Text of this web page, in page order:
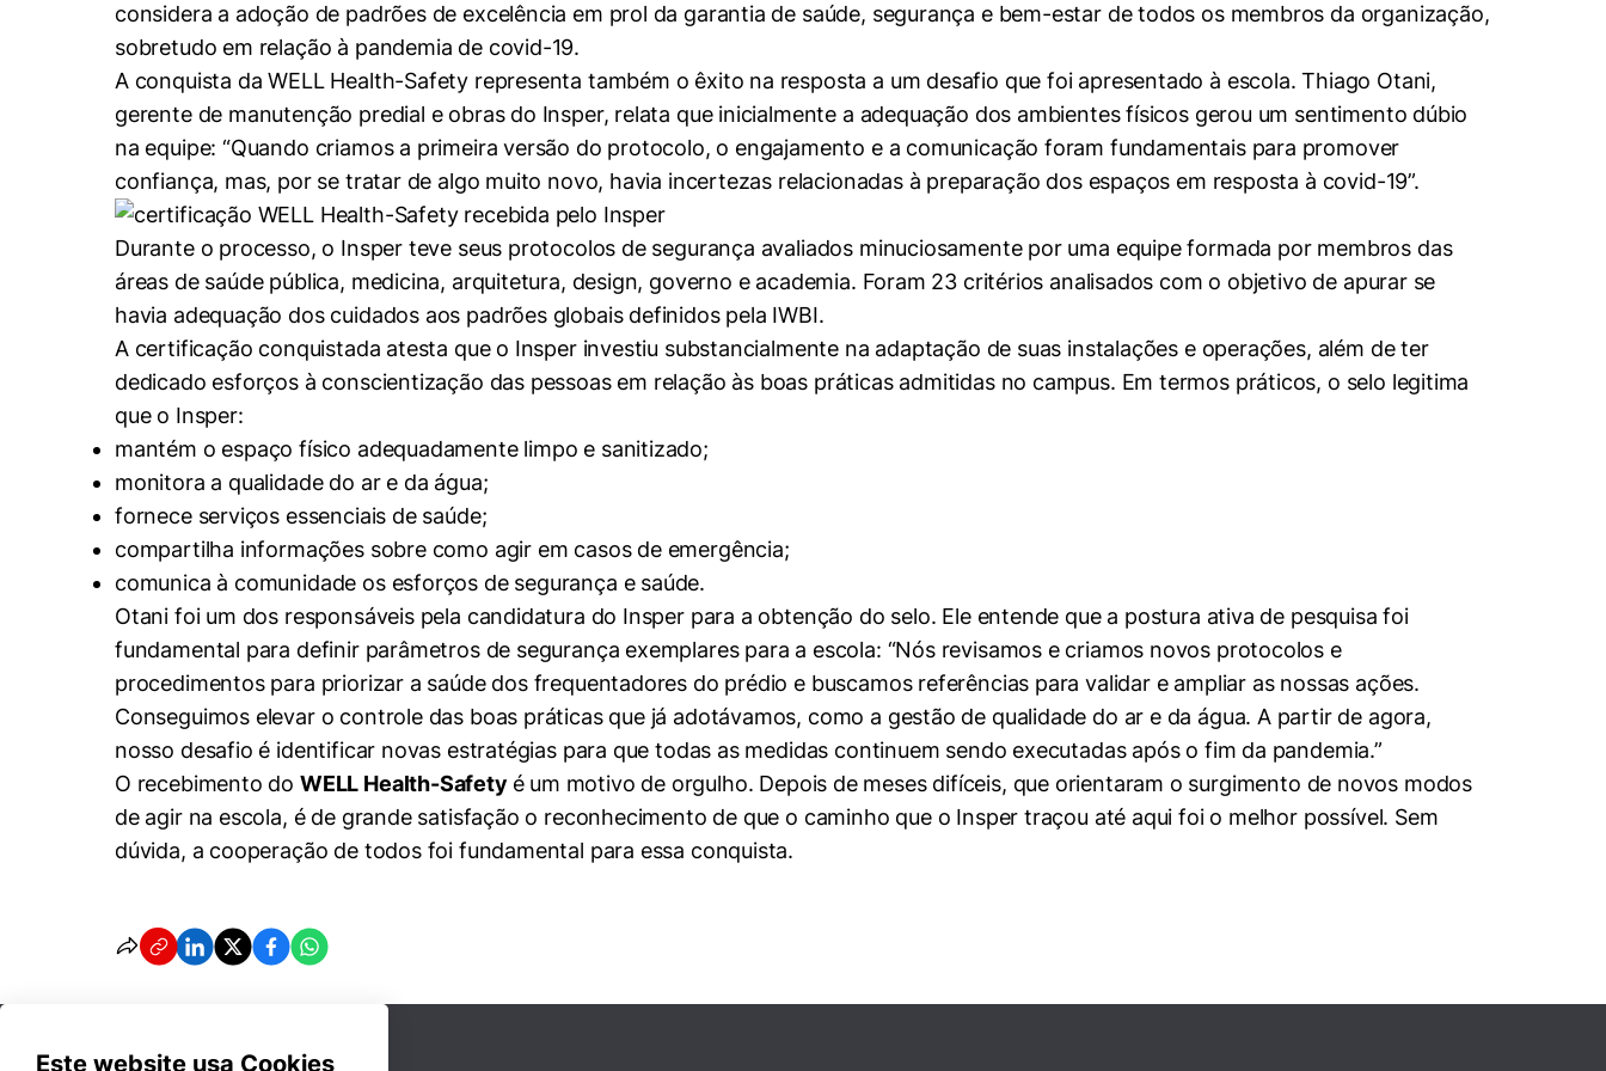
Conhecimento
Hub de Inovação e
Empreendedorismo
Women in Action
Trabalhe conosco
Sala de Imprensa
Repositório Institucional
Pesquisa na Graduação
Seminários Acadêmicos
Comitê de Ética em
Pesquisa
Instagram
Linkedin
considera a adoção de padrões de excelência em prol da garantia de saúde, segurança e bem-estar de todos os membros da organização,
sobretudo em relação à pandemia de covid-19.
A conquista da WELL Health-Safety representa também o êxito na resposta a um desafio que foi apresentado à escola. Thiago Otani,
gerente de manutenção predial e obras do Insper, relata que inicialmente a adequação dos ambientes físicos gerou um sentimento dúbio
na equipe: “Quando criamos a primeira versão do protocolo, o engajamento e a comunicação foram fundamentais para promover
confiança, mas, por se tratar de algo muito novo, havia incertezas relacionadas à preparação dos espaços em resposta à covid-19”.
Durante o processo, o Insper teve seus protocolos de segurança avaliados minuciosamente por uma equipe formada por membros das
áreas de saúde pública, medicina, arquitetura, design, governo e academia. Foram 23 critérios analisados com o objetivo de apurar se
havia adequação dos cuidados aos padrões globais definidos pela IWBI.
A certificação conquistada atesta que o Insper investiu substancialmente na adaptação de suas instalações e operações, além de ter
dedicado esforços à conscientização das pessoas em relação às boas práticas admitidas no campus. Em termos práticos, o selo legitima
que o Insper:
mantém o espaço físico adequadamente limpo e sanitizado;
monitora a qualidade do ar e da água;
fornece serviços essenciais de saúde;
compartilha informações sobre como agir em casos de emergência;
comunica à comunidade os esforços de segurança e saúde.
Otani foi um dos responsáveis pela candidatura do Insper para a obtenção do selo. Ele entende que a postura ativa de pesquisa foi
fundamental para definir parâmetros de segurança exemplares para a escola: “Nós revisamos e criamos novos protocolos e
procedimentos para priorizar a saúde dos frequentadores do prédio e buscamos referências para validar e ampliar as nossas ações.
Conseguimos elevar o controle das boas práticas que já adotávamos, como a gestão de qualidade do ar e da água. A partir de agora,
nosso desafio é identificar novas estratégias para que todas as medidas continuem sendo executadas após o fim da pandemia.”
O recebimento do WELL Health-Safety é um motivo de orgulho. Depois de meses difíceis, que orientaram o surgimento de novos modos
de agir na escola, é de grande satisfação o reconhecimento de que o caminho que o Insper traçou até aqui foi o melhor possível. Sem
dúvida, a cooperação de todos foi fundamental para essa conquista.
Este website usa Cookies
Cookies estritamente necessários
Cookies de preferências de usuário